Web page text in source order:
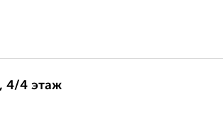
4/4 этаж